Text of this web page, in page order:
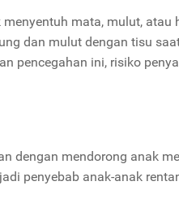
mata, mulut, atau
dan mulut dengan tisu
pencegahan ini, risiko
dengan mendorong anak
penyebab anak-anak